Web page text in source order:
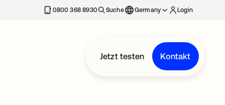
0800 368 8930 Suche Germany Login
Jetzt testen Kontakt